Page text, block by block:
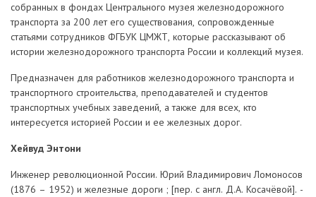
собранных в фондах Центрального музея железнодорожного
транспорта за 200 лет его существования, сопровожденные
статьями сотрудников ФГБУК ЦМЖТ, которые рассказывают об
истории железнодорожного транспорта России и коллекций музея.
Предназначен для работников железнодорожного транспорта и
транспортного строительства, преподавателей и студентов
транспортных учебных заведений, а также для всех, кто
интересуется историей России и ее железных дорог.
Хейвуд Энтони
Инженер революционной России. Юрий Владимирович Ломоносов
(1876 – 1952) и железные дороги ; [пер. с англ. Д.А. Косачёвой]. -